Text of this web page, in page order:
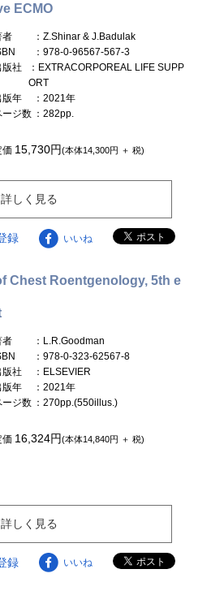
ECMO
者
：Z.Shinar & J.Badulak
：978-0-96567-567-3
版社
：EXTRACORPOREAL LIFE SUPP
ORT
版年
：2021年
ージ数 ：282pp.
価 15,730円(本体14,300円 ＋ 税)
詳しく見る
録 いいね
Chest Roentgenology, 5th e
者
：L.R.Goodman
：978-0-323-62567-8
版社
：ELSEVIER
版年
：2021年
ージ数 ：270pp.(550illus.)
価 16,324円(本体14,840円 ＋ 税)
詳しく見る
録 いいね